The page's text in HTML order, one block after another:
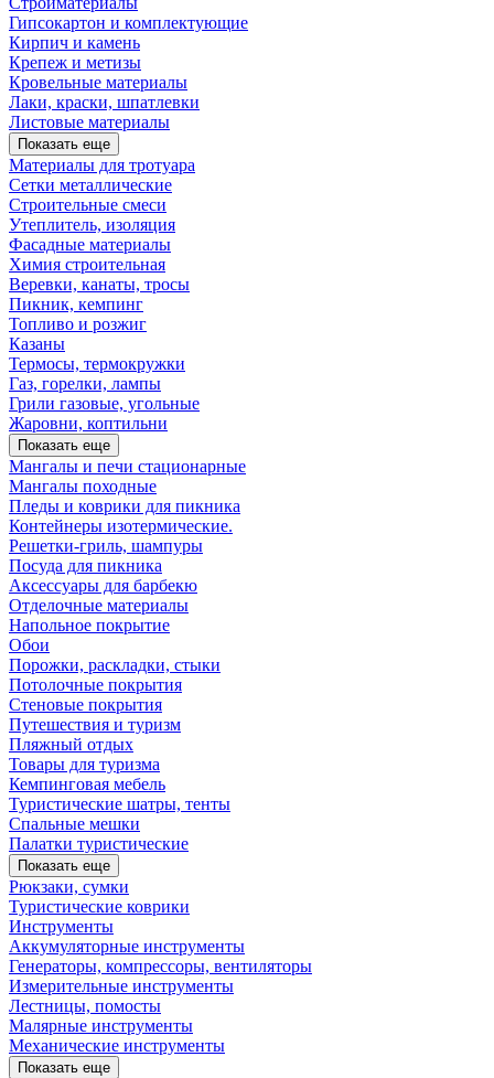
Гипсокартон и комплектующие
Кирпич и камень
Крепеж и метизы
Кровельные материалы
Лаки, краски, шпатлевки
Листовые материалы
Показать еще
Материалы для тротуара
Сетки металлические
Строительные смеси
Утеплитель, изоляция
Фасадные материалы
Химия строительная
Веревки, канаты, тросы
Пикник, кемпинг
Топливо и розжиг
Казаны
Термосы, термокружки
Газ, горелки, лампы
Грили газовые, угольные
Жаровни, коптильни
Показать еще
Мангалы и печи стационарные
Мангалы походные
Пледы и коврики для пикника
Контейнеры изотермические.
Решетки-гриль, шампуры
Посуда для пикника
Аксессуары для барбекю
Отделочные материалы
Напольное покрытие
Обои
Порожки, раскладки, стыки
Потолочные покрытия
Стеновые покрытия
Путешествия и туризм
Пляжный отдых
Товары для туризма
Кемпинговая мебель
Туристические шатры, тенты
Спальные мешки
Палатки туристические
Показать еще
Рюкзаки, сумки
Туристические коврики
Инструменты
Аккумуляторные инструменты
Генераторы, компрессоры, вентиляторы
Измерительные инструменты
Лестницы, помосты
Малярные инструменты
Механические инструменты
Показать еще